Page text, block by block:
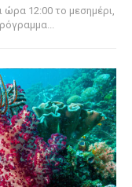
12:00 το μεσημέρι,